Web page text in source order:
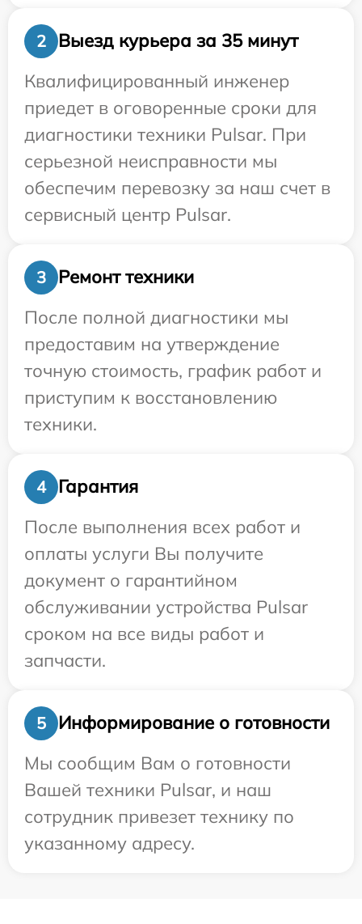
2
Выезд курьера за 35 минут
Квалифицированный инженер
приедет в оговоренные сроки для
диагностики техники Pulsar. При
серьезной неисправности мы
обеспечим перевозку за наш счет в
сервисный центр Pulsar.
3
Ремонт техники
После полной диагностики мы
предоставим на утверждение
точную стоимость, график работ и
приступим к восстановлению
техники.
4
Гарантия
После выполнения всех работ и
оплаты услуги Вы получите
документ о гарантийном
обслуживании устройства Pulsar
сроком на все виды работ и
запчасти.
5
Информирование о готовности
Мы сообщим Вам о готовности
Вашей техники Pulsar, и наш
сотрудник привезет технику по
указанному адресу.